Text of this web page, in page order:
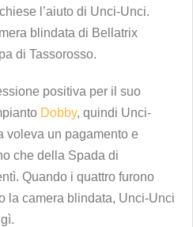
l’aiuto di Unci-Unci.
blindata di Bellatrix
di Tassorosso.
positiva per il suo
Dobby, quindi Unci-
voleva un pagamento e
che della Spada di
Quando i quattro furono
la camera blindata, Unci-Unci